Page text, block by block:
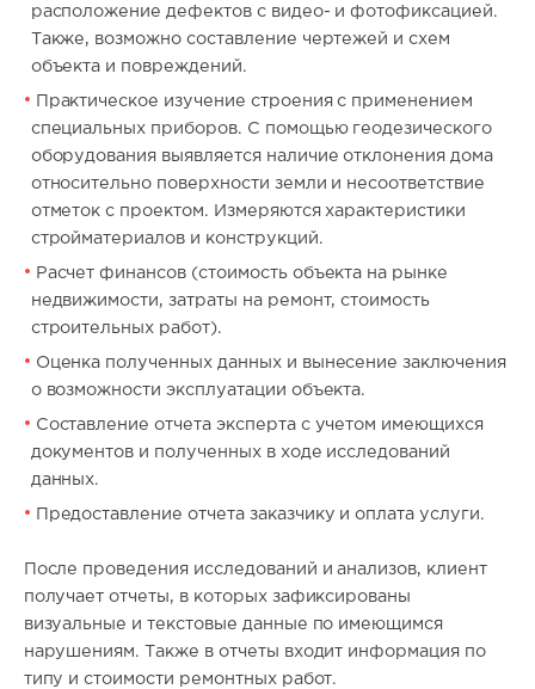
расположение дефектов с видео- и фотофиксацией.
Также, возможно составление чертежей и схем
объекта и повреждений.
Практическое изучение строения с применением
специальных приборов. С помощью геодезического
оборудования выявляется наличие отклонения дома
относительно поверхности земли и несоответствие
отметок с проектом. Измеряются характеристики
стройматериалов и конструкций.
Расчет финансов (стоимость объекта на рынке
недвижимости, затраты на ремонт, стоимость
строительных работ).
Оценка полученных данных и вынесение заключения
о возможности эксплуатации объекта.
Составление отчета эксперта с учетом имеющихся
документов и полученных в ходе исследований
данных.
Предоставление отчета заказчику и оплата услуги.
После проведения исследований и анализов, клиент
получает отчеты, в которых зафиксированы
визуальные и текстовые данные по имеющимся
нарушениям. Также в отчеты входит информация по
типу и стоимости ремонтных работ.